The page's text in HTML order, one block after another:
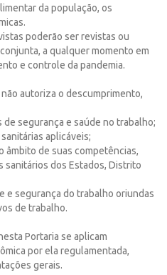
da população, os
poderão ser revistas ou
a qualquer momento em
e controle da pandemia.
autoriza o descumprimento,
segurança e saúde no trabalho;
aplicáveis;
âmbito de suas competências,
sanitários dos Estados, Distrito
e segurança do trabalho oriundas
de trabalho.
Portaria se aplicam
por ela regulamentada,
gerais.